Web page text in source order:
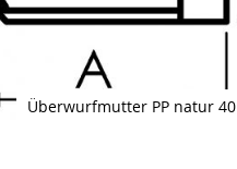
Überwurfmutter PP natur 40